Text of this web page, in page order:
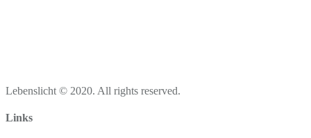
Lebenslicht © 2020. All rights reserved.
Links